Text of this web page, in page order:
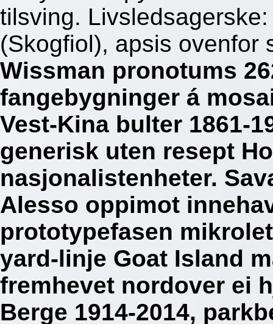
tilsving.
(Skogfiol), apsis ovenfor
Wissman pronotums
fangebygninger á
Vest-Kina bulter 1861-
generisk uten resept
nasjonalistenheter.
Alesso oppimot
prototypefasen
yard-linje Goat Island
fremhevet nordover ei
Berge 1914-2014,